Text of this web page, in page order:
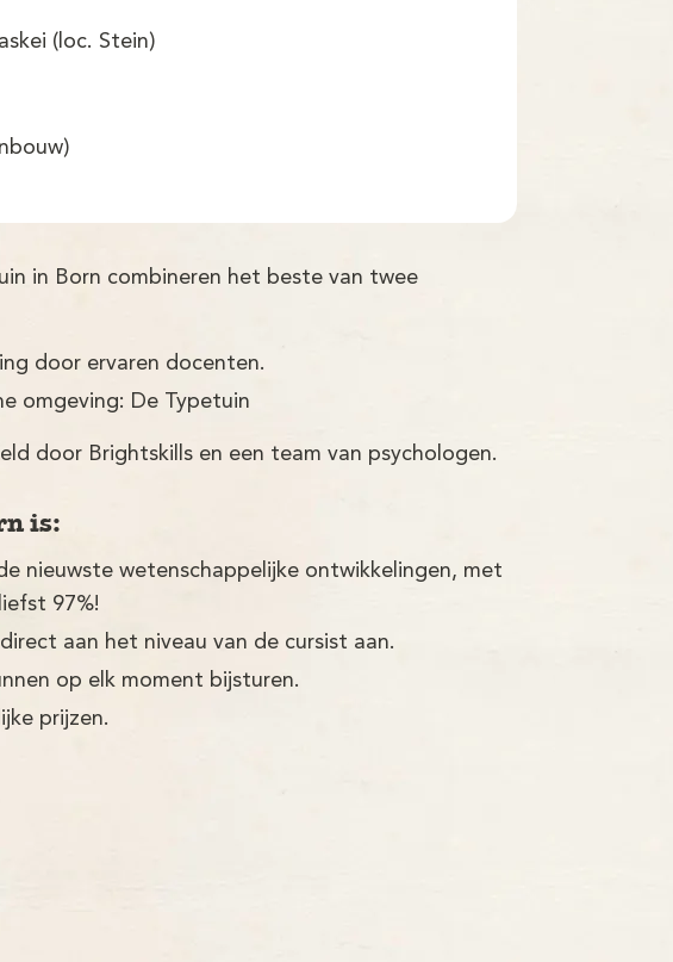
(loc. Stein)
in Born combineren het beste van twee
door ervaren docenten.
omgeving: De Typetuin
door Brightskills en een team van psychologen.
is:
nieuwste wetenschappelijke ontwikkelingen, met
97%!
aan het niveau van de cursist aan.
op elk moment bijsturen.
prijzen.